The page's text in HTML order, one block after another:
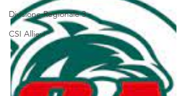
Divisione Regionale 3
CSI Allievi